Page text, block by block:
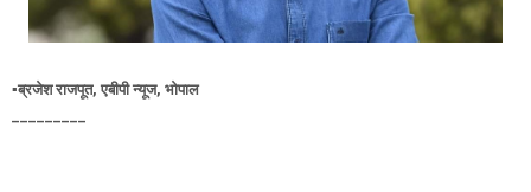
▪️ब्रजेश राजपूत, एबीपी न्यूज, भोपाल